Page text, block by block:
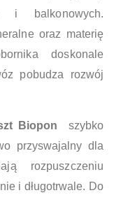
i balkonowych.
oraz materię
doskonale
pobudza rozwój
Biopon szybko
przyswajalny dla
rozpuszczeniu
i długotrwale. Do